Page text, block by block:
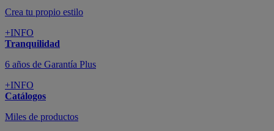
Crea tu propio estilo
+INFO
Tranquilidad
6 años de Garantía Plus
+INFO
Catálogos
Miles de productos